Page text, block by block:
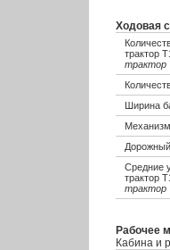
Ходовая
трактор
трактор
Ширина
Средние
трактор
трактор
Рабочее
Кабина и